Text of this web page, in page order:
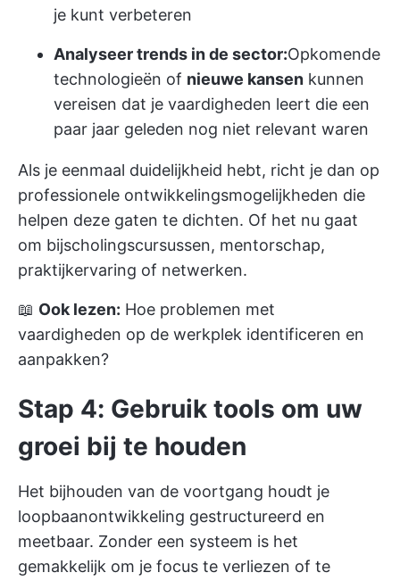
je kunt verbeteren
Analyseer trends in de sector:Opkomende
technologieën of nieuwe kansen kunnen
vereisen dat je vaardigheden leert die een
paar jaar geleden nog niet relevant waren
Als je eenmaal duidelijkheid hebt, richt je dan op
professionele ontwikkelingsmogelijkheden die
helpen deze gaten te dichten. Of het nu gaat
om bijscholingscursussen, mentorschap,
praktijkervaring of netwerken.
📖 Ook lezen: Hoe problemen met
vaardigheden op de werkplek identificeren en
aanpakken?
Stap 4: Gebruik tools om uw
groei bij te houden
Het bijhouden van de voortgang houdt je
loopbaanontwikkeling gestructureerd en
meetbaar. Zonder een systeem is het
gemakkelijk om je focus te verliezen of te